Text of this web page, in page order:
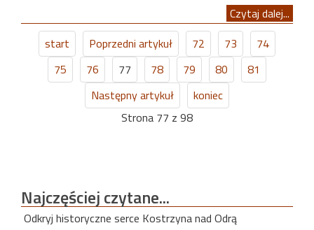
Czytaj dalej...
start
Poprzedni artykuł 72 73
74
75
76 77 78 79 80
81
Następny artykuł
koniec
Strona 77 z 98
Najczęściejczytane...
Odkryj historyczne serce Kostrzyna nad Odrą